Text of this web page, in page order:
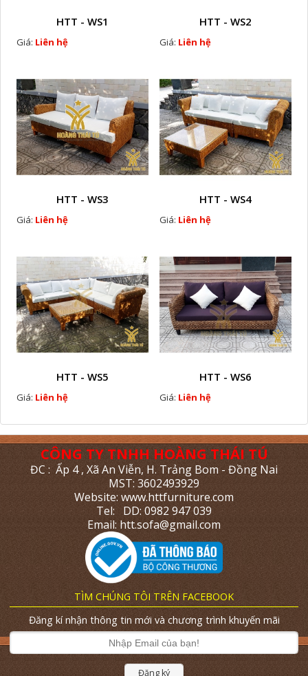
HTT - WS1
Giá: Liên hệ
HTT - WS2
Giá: Liên hệ
HTT - WS3
Giá: Liên hệ
HTT - WS4
Giá: Liên hệ
HTT - WS5
Giá: Liên hệ
HTT - WS6
Giá: Liên hệ
CÔNG TY TNHH HOÀNG THÁI TÚ
ĐC : Ấp 4 , Xã An Viễn, H. Trảng Bom - Đồng Nai
MST: 3602493929
Website: www.httfurniture.com
Tel: DD: 0982 947 039
Email: htt.sofa@gmail.com
TÌM CHÚNG TÔI TRÊN FACEBOOK
Đăng kí nhận thông tin mới và chương trình khuyến mãi
Đăng ký